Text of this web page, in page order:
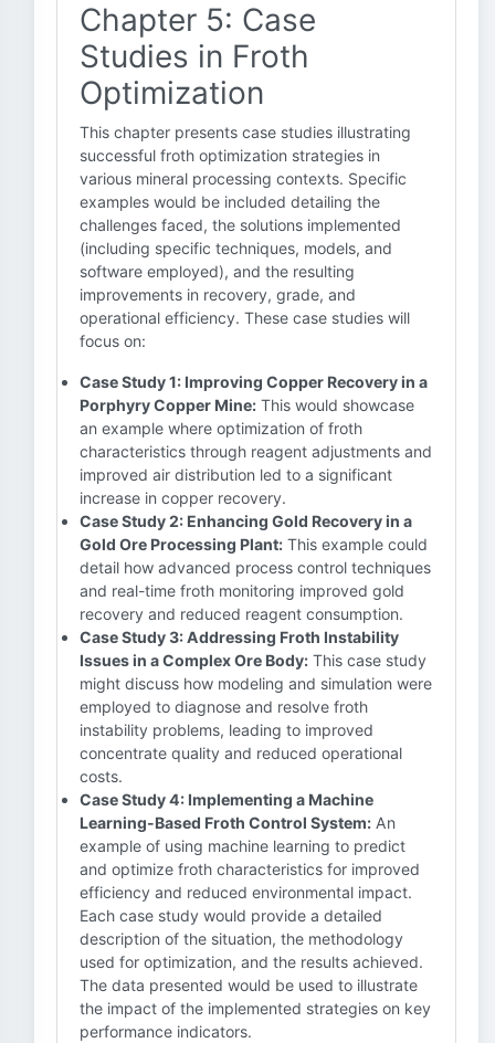
Chapter 5: Case
Studies in Froth
Optimization
This chapter presents case studies illustrating
successful froth optimization strategies in
various mineral processing contexts. Specific
examples would be included detailing the
challenges faced, the solutions implemented
(including specific techniques, models, and
software employed), and the resulting
improvements in recovery, grade, and
operational efficiency. These case studies will
focus on:
Case Study 1: Improving Copper Recovery in a
Porphyry Copper Mine: This would showcase
an example where optimization of froth
characteristics through reagent adjustments and
improved air distribution led to a significant
increase in copper recovery.
Case Study 2: Enhancing Gold Recovery in a
Gold Ore Processing Plant: This example could
detail how advanced process control techniques
and real-time froth monitoring improved gold
recovery and reduced reagent consumption.
Case Study 3: Addressing Froth Instability
Issues in a Complex Ore Body: This case study
might discuss how modeling and simulation were
employed to diagnose and resolve froth
instability problems, leading to improved
concentrate quality and reduced operational
costs.
Case Study 4: Implementing a Machine
Learning-Based Froth Control System: An
example of using machine learning to predict
and optimize froth characteristics for improved
efficiency and reduced environmental impact.
Each case study would provide a detailed
description of the situation, the methodology
used for optimization, and the results achieved.
The data presented would be used to illustrate
the impact of the implemented strategies on key
performance indicators.